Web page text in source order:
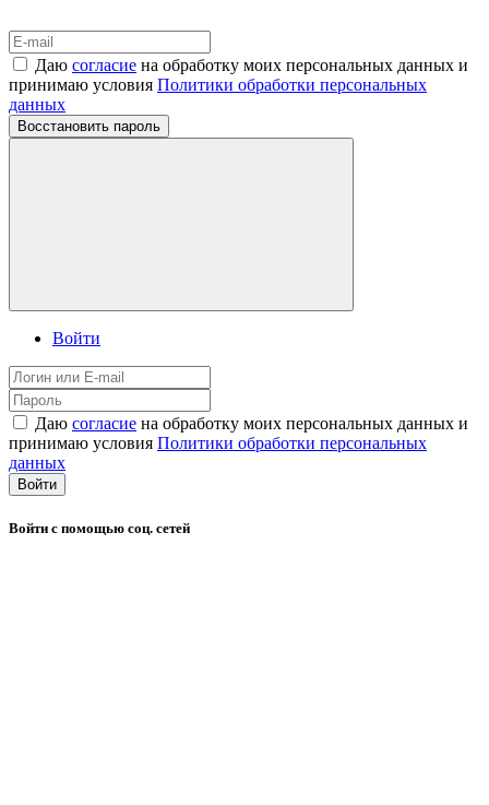
Даю согласие на обработку моих персональных данных и
принимаю условия Политики обработки персональных
данных
Восстановить пароль
Войти
Даю согласие на обработку моих персональных данных и
принимаю условия Политики обработки персональных
данных
Войти
Войти с помощью соц. сетей